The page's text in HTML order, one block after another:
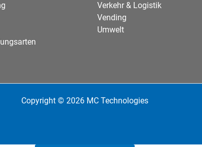
Verkehr & Logistik
Vending
Umwelt
Copyright © 2026 MC Technologies